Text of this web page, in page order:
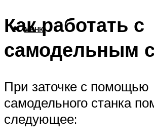
МЕНЮ
Как работать с
самодельным
При заточке с помощью
самодельного станка
следующее: